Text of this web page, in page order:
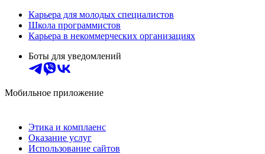
Карьера для молодых специалистов
Школа программистов
Карьера в некоммерческих организациях
Боты для уведомлений
Мобильное приложение
Этика и комплаенс
Оказание услуг
Использование сайтов